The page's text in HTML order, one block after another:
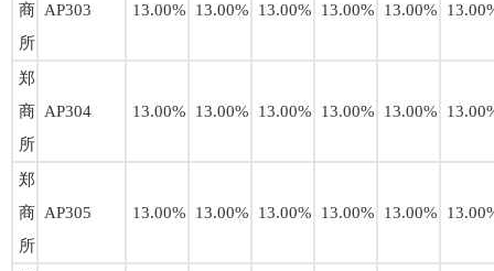
商
所
AP303 13.00% 13.00% 13.00% 13.00% 13.00%
郑
商
所
AP304 13.00% 13.00% 13.00% 13.00% 13.00%
郑
商
所
AP305 13.00% 13.00% 13.00% 13.00% 13.00%